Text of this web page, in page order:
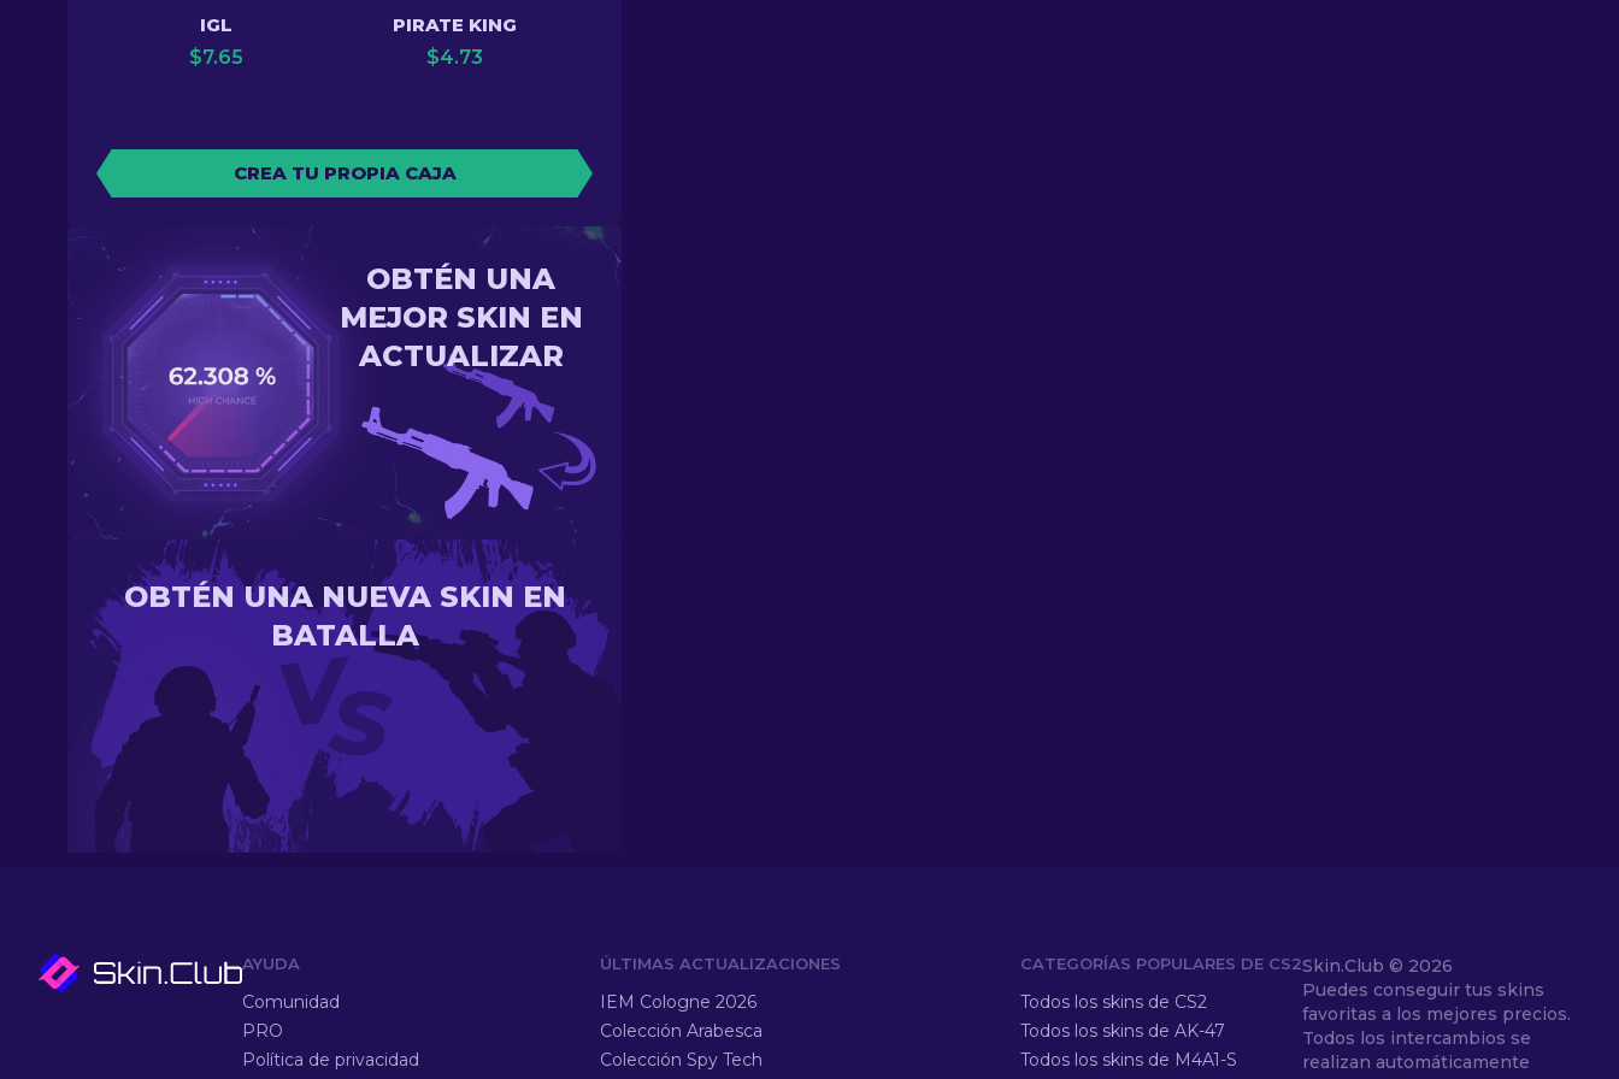
IGL
$7.65
PIRATE KING
$4.73
CREA TU PROPIA CAJA
OBTÉN UNA
MEJOR SKIN EN
ACTUALIZAR
OBTÉN UNA NUEVA SKIN EN
BATALLA
AYUDA
Comunidad
PRO
Política de privacidad
ÚLTIMAS ACTUALIZACIONES
IEM Cologne 2026
Colección Arabesca
Colección Spy Tech
CATEGORÍAS POPULARES DE CS2
Todos los skins de CS2
Todos los skins de AK-47
Todos los skins de M4A1-S
Skin.Club © 2026
Puedes conseguir tus skins
favoritas a los mejores precios.
Todos los intercambios se
realizan automáticamente